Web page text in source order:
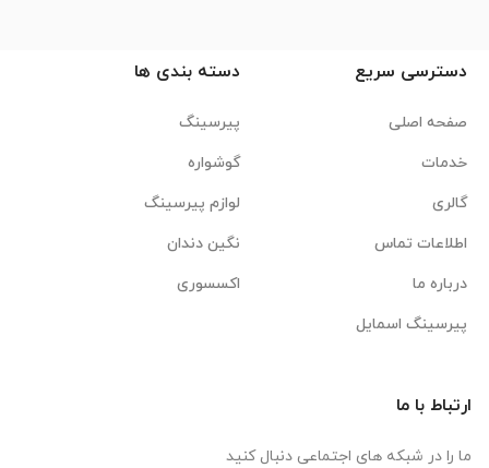
دسترسی سریع
صفحه اصلی
خدمات
گالری
اطلاعات تماس
درباره ما
پیرسینگ اسمایل
دسته بندی ها
پیرسینگ
گوشواره
لوازم پیرسینگ
نگین دندان
اکسسوری
ارتباط با ما
ما را در شبکه های اجتماعی دنبال کنید